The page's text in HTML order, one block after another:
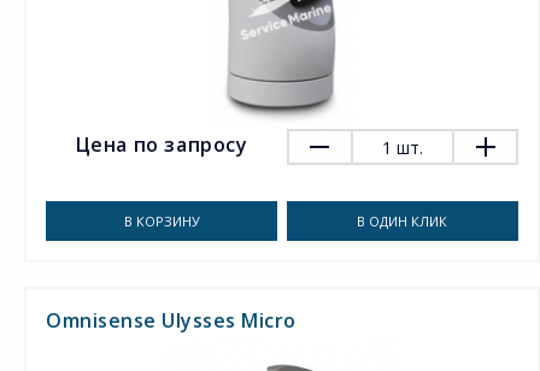
Цена по запросу 1 шт.
В КОРЗИНУ В ОДИН КЛИК
Omnisense Ulysses Micro